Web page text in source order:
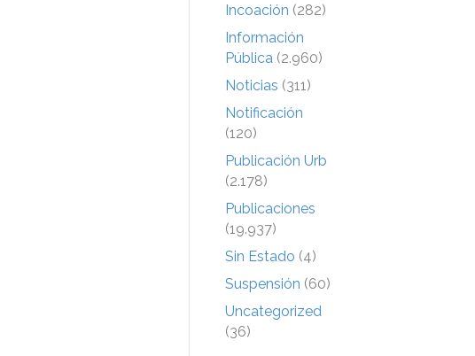
Incoación (282)
Información
Pública (2.960)
Noticias (311)
Notificación
(120)
Publicación Urb
(2.178)
Publicaciones
(19.937)
Sin Estado (4)
Suspensión (60)
Uncategorized
(36)